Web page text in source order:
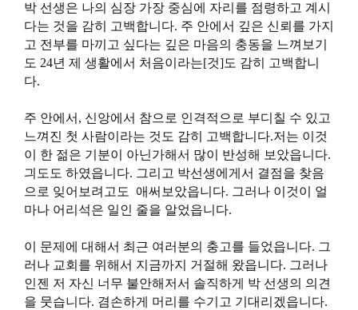
박 선생은 나의 심장 가장 중심에 자리를 점령하고 계시
다는 것을 감히 고백합니다. 주 안에서 깊은 신뢰를 가지
고 전부를 마끼고 싶다는 깊은 마음의 충동을 느껴보기
도 24년 제 생활에서 처음이라는[것]도 감히 고백합니
다.
주 안에서, 신앙에서 참으로 인격적으로 부디칠 수 있고
느껴진 첫 사람이라는 것도 감히 고백합니다.저는 이것
이 한 젊은 기분이 아닌가해서 많이 반성해 보았읍니다.
긔도도 하였읍니다. 그리고 박선생에게서 결점을 찾음
으로 잊어보려고도 애써보았읍니다. 그러나 이것이 얼
마나 어리석은 일인 줄을 알었읍니다.
이 문제에 대해서 최근 여러분의 충고를 들었읍니다. 그
러나 교회를 위해서 지금까지 거절해 왔읍니다. 그러나
인젠 저 자신 너무 불안해저서 솔직하게 박 선생의 의견
을 뭇습니다. 겸손하게 머리를 수기고 기대리겠읍니다.